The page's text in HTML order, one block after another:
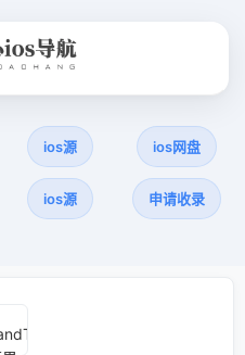
ios源 ios网盘
ios源 申请收录